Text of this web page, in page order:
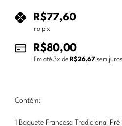
R$77,60
no pix
R$80,00
Em até 3x de R$26,67 sem juros
Contém:
1 Baguete Francesa Tradicional